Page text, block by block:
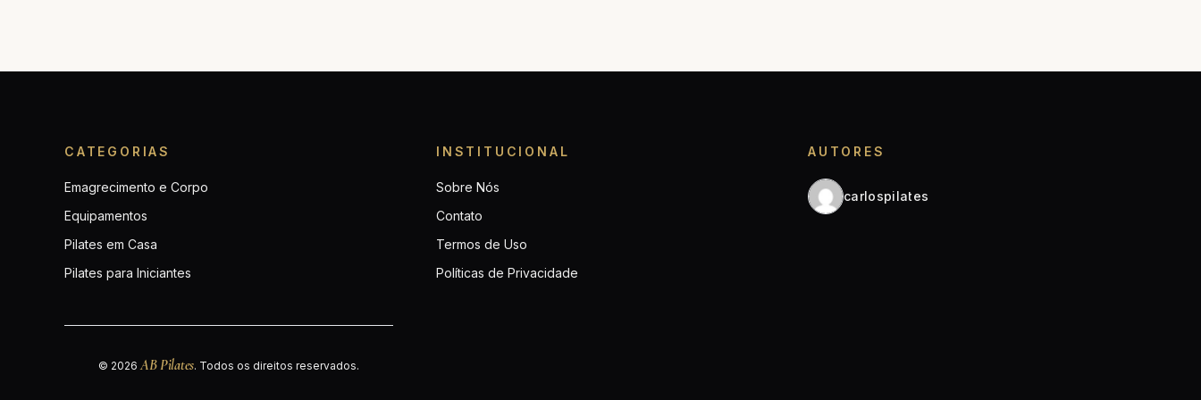
CATEGORIAS
Emagrecimento e Corpo
Equipamentos
Pilates em Casa
Pilates para Iniciantes
INSTITUCIONAL
Sobre Nós
Contato
Termos de Uso
Políticas de Privacidade
AUTORES
carlospilates
© 2026AB Pilates. Todos os direitos reservados.